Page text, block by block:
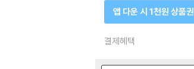
앱 다운 시 1천원 상품권
결제혜택